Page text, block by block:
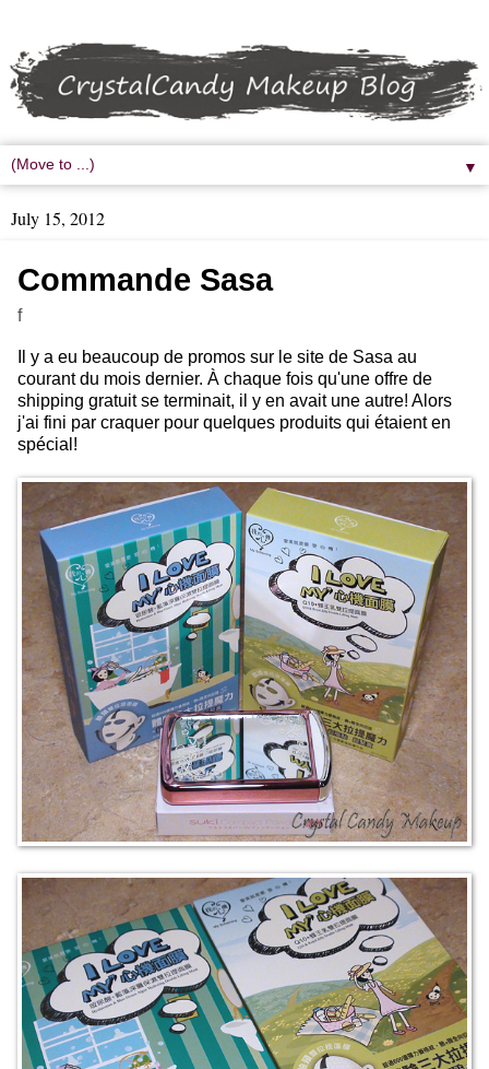
▼
July 15, 2012
Commande Sasa
f
Il y a eu beaucoup de promos sur le site de Sasa au
courant du mois dernier. À chaque fois qu'une offre de
shipping gratuit se terminait, il y en avait une autre! Alors
j'ai fini par craquer pour quelques produits qui étaient en
spécial!